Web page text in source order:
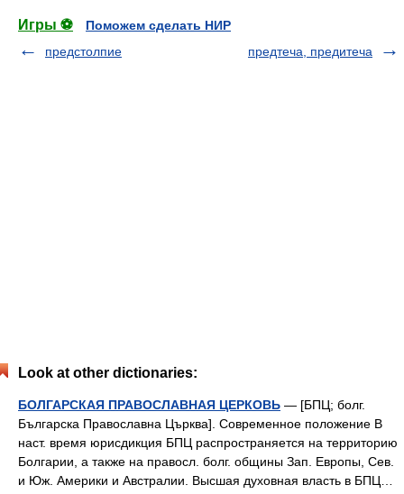
Игры ⚽
Поможем сделать НИР
предстолпие
предтеча, предитеча
Look at other dictionaries:
БОЛГАРСКАЯ ПРАВОСЛАВНАЯ ЦЕРКОВЬ — [БПЦ; болг.
Българска Православна Църква]. Современное положение В
наст. время юрисдикция БПЦ распространяется на территорию
Болгарии, а также на правосл. болг. общины Зап. Европы, Сев.
и Юж. Америки и Австралии. Высшая духовная власть в БПЦ…